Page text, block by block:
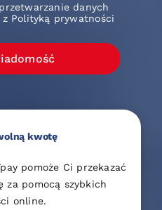
danych
z Polityką prywatności
kwotę
pomoże Ci przekazać
za pomocą szybkich
online.